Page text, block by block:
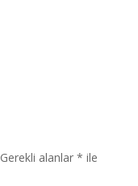
Gerekli alanlar * ile